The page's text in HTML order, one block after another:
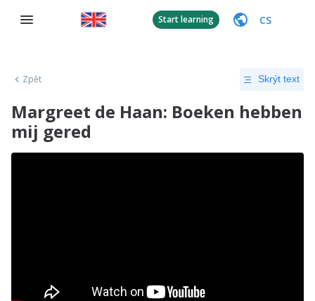
Start learning CS
Zpět Skrýt text
Margreet de Haan: Boeken hebben
mij gered